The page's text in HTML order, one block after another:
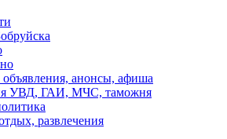
объявления, анонсы, афиша
УВД, ГАИ, МЧС, таможня
развлечения